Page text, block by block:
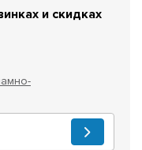
и скидках